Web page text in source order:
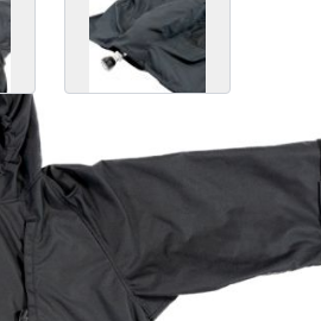
Tailles Prix (sans TVA)
Taille unique 217,00 CHF